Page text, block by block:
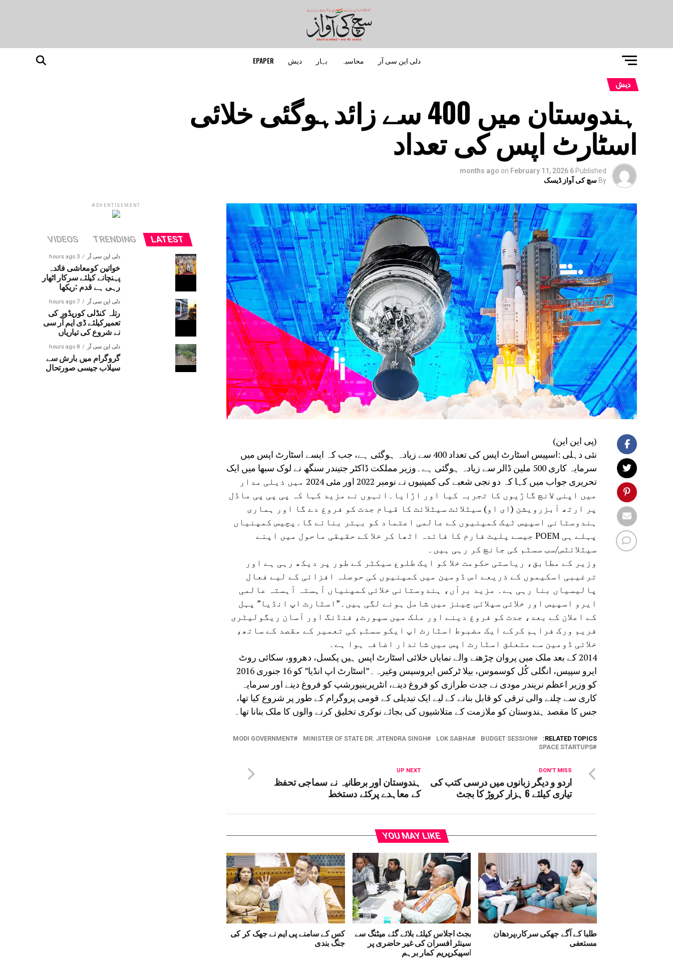
دلی این سی آر محاسبہ بہار دیش EPAPER
دیش
ہندوستان میں 400 سے زائدہوگئی خلائی
اسٹارٹ اپس کی تعداد
Published
6 months ago
on February 11, 2026
By سچ کی آواز ڈیسک
(پی این این)
نئی دہلی :اسپیس اسٹارٹ اپس کی تعداد 400 سے زیادہ ہوگئی ہے، جب کہ ایسے اسٹارٹ اپس میں
سرمایہ کاری 500 ملین ڈالر سے زیادہ ہوگئی ہے۔وزیر مملکت ڈاکٹر جتیندر سنگھ نے لوک سبھا میں ایک
تحریری جواب میں کہا کہ دو نجی شعبے کی کمپنیوں نے نومبر 2022 اور مئی 2024 میں ذیلی مدار
میں اپنی لانچ گاڑیوں کا تجربہ کیا اور اڑایا۔انہوں نے مزید کہا کہ پی پی پی ماڈل
پر ارتھ آبزرویشن (ای او) سیٹلائٹ سیٹلائٹ کا قیام جدت کو فروغ دے گا اور ہماری
ہندوستانی اسپیس ٹیک کمپنیوں کے عالمی اعتماد کو بہتر بنائے گا۔پچیس کمپنیاں
پہلے ہی POEM جیسے پلیٹ فارم کا فائدہ اٹھا کر خلا کے حقیقی ماحول میں اپنے
سیٹلائٹس/سب سسٹم کی جانچ کر رہی ہیں۔
وزیر کے مطابق، ریاستی حکومت خلا کو ایک طلوع سیکٹر کے طور پر دیکھ رہی ہے اور
ترغیبی اسکیموں کے ذریعے اس ڈومین میں کمپنیوں کی حوصلہ افزائی کے لیے فعال
پالیسیاں بنا رہی ہے۔ مزید برآں، ہندوستانی خلائی کمپنیاں آہستہ آہستہ عالمی
ایرو اسپیس اور خلائی سپلائی چینز میں شامل ہونے لگی ہیں۔”اسٹارٹ اپ انڈیا” پہل
کے اعلان کے بعد، جدت کو فروغ دینے اور ملک میں سپورٹ، فنڈنگ اور آسان ریگولیٹری
فریم ورک فراہم کرکے ایک مضبوط اسٹارٹ اپ ایکو سسٹم کی تعمیر کے مقصد کے ساتھ،
خلائی ڈومین سے متعلق اسٹارٹ اپس میں شاندار اضافہ ہوا ہے۔
2014 کے بعد ملک میں پروان چڑھنے والے نمایاں خلائی اسٹارٹ اپس ہیں پکسل، دھروو، سکائی روٹ
ایرو سپیس، انگلی کُل کوسموس، بیلا ٹرکس ایروسپس وغیرہ۔”اسٹارٹ اپ انڈیا” کو 16 جنوری 2016
کو وزیر اعظم نریندر مودی نے جدت طرازی کو فروغ دینے، انٹرپرینیورشپ کو فروغ دینے اور سرمایہ
کاری سے چلنے والی ترقی کو قابل بنانے کے لیے ایک تبدیلی کے قومی پروگرام کے طور پر شروع کیا تھا،
جس کا مقصد ہندوستان کو ملازمت کے متلاشیوں کی بجائے نوکری تخلیق کرنے والوں کا ملک بنانا تھا۔
RELATED TOPICS:
BUDGET SESSION
LOK SABHA
MINISTER OF STATE DR. JITENDRA SINGH
MODI GOVERNMENT
SPACE STARTUPS
UP NEXT
ہندوستان اور برطانیہ نے سماجی تحفظ
کے معاہدے پرکئے دستخط
DON'T MISS
اردو و دیگر زبانوں میں درسی کتب کی
تیاری کیلئے 6 ہزار کروڑ کا بجٹ
YOU MAY LIKE
طلبا کے آگے جھکی سرکار،پردھان
مستعفی
بجٹ اجلاس کیلئے بلائے گئے میٹنگ سے
سینئر افسران کی غیر حاضری پر
اسپیکرپریم کمار برہم
کس کے سامنے پی ایم نے جھک کر کی
جنگ بندی
ADVERTISEMENT
LATEST
TRENDING
VIDEOS
دلی این سی آر 3 hours ago
خواتین کومعاشی فائدہ
پہنچانے کیلئے سرکار اٹھار
رہی ہے قدم :ریکھا
دلی این سی آر 7 hours ago
رتلہ کنڈلی کوریڈور کی
تعمیرکیلئے ڈی ایم آر سی
نے شروع کی تیاریاں
دلی این سی آر 8 hours ago
گروگرام میں بارش سے
سیلاب جیسی صورتحال